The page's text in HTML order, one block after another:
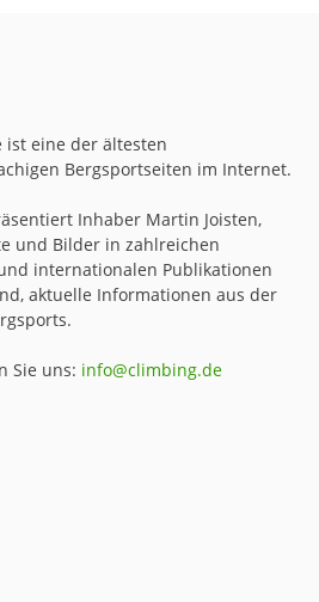
ist eine der ältesten
Bergsportseiten im Internet.
Inhaber Martin Joisten,
und Bilder in zahlreichen
internationalen Publikationen
aktuelle Informationen aus der
Sie uns: info@climbing.de